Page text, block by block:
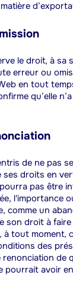
le droit, à sa
erreur ou
en tout
qu’elle
de ne pas
ses droits en
pas être
l'importance
comme un
son droit à
à tout moment,
des
renonciation de
pourrait avoir